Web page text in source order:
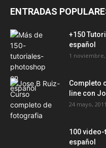
ENTRADAS
+150
español
1 noviembre,
Completo
line con
24 mayo, 2011
100
español